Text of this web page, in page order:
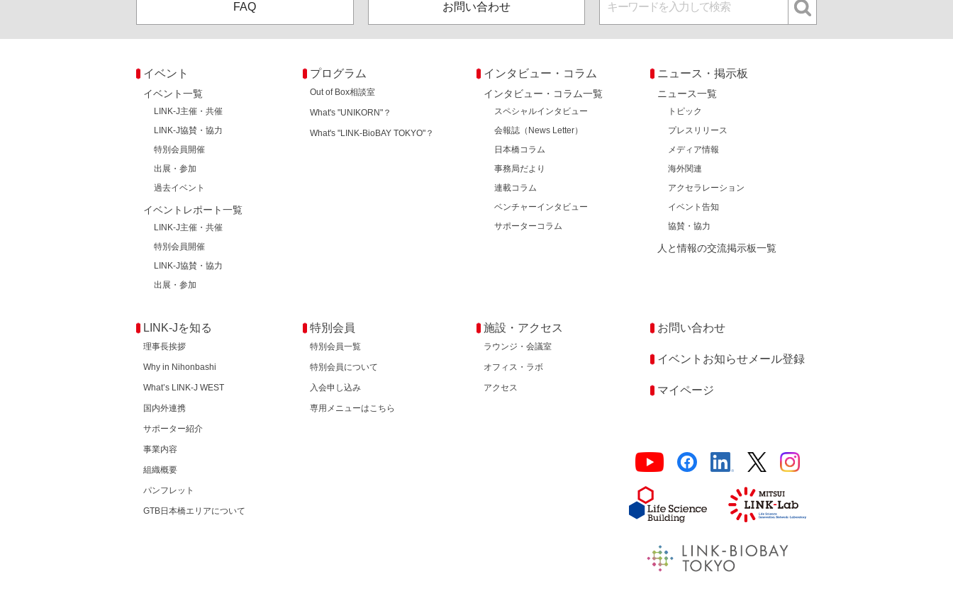
FAQ お問い合わせ
イベント
イベント一覧
LINK-J主催・共催
LINK-J協賛・協力
特別会員開催
出展・参加
過去イベント
イベントレポート一覧
LINK-J主催・共催
特別会員開催
LINK-J協賛・協力
出展・参加
プログラム
Out of Box相談室
What's "UNIKORN"？
What's "LINK-BioBAY TOKYO"？
インタビュー・コラム
インタビュー・コラム一覧
スペシャルインタビュー
会報誌（News Letter）
日本橋コラム
事務局だより
連載コラム
ベンチャーインタビュー
サポーターコラム
ニュース・掲示板
ニュース一覧
トピック
プレスリリース
メディア情報
海外関連
アクセラレーション
イベント告知
協賛・協力
人と情報の交流掲示板一覧
LINK-Jを知る
理事長挨拶
Why in Nihonbashi
What’s LINK-J WEST
国内外連携
サポーター紹介
事業内容
組織概要
パンフレット
GTB日本橋エリアについて
特別会員
特別会員一覧
特別会員について
入会申し込み
専用メニューはこちら
施設・アクセス
ラウンジ・会議室
オフィス・ラボ
アクセス
お問い合わせ
イベントお知らせメール登録
マイページ